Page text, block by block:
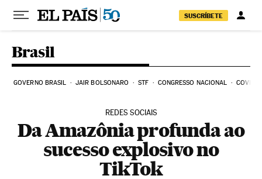
Pular para o conteúdo
SUSCRÍBETE
Brasil
GOVERNO BRASIL JAIR BOLSONARO STF CONGRESSO NACIONAL COVID-
REDES SOCIAIS
Da Amazônia profunda ao
sucesso explosivo no
TikTok